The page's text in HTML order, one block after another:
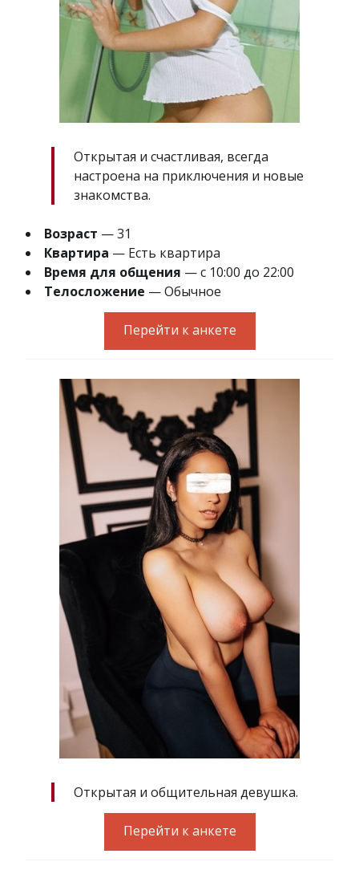
Открытая и счастливая, всегда
настроена на приключения и новые
знакомства.
Возраст — 31
Квартира — Есть квартира
Время для общения — с 10:00 до 22:00
Телосложение — Обычное
Перейти к анкете
Открытая и общительная девушка.
Перейти к анкете